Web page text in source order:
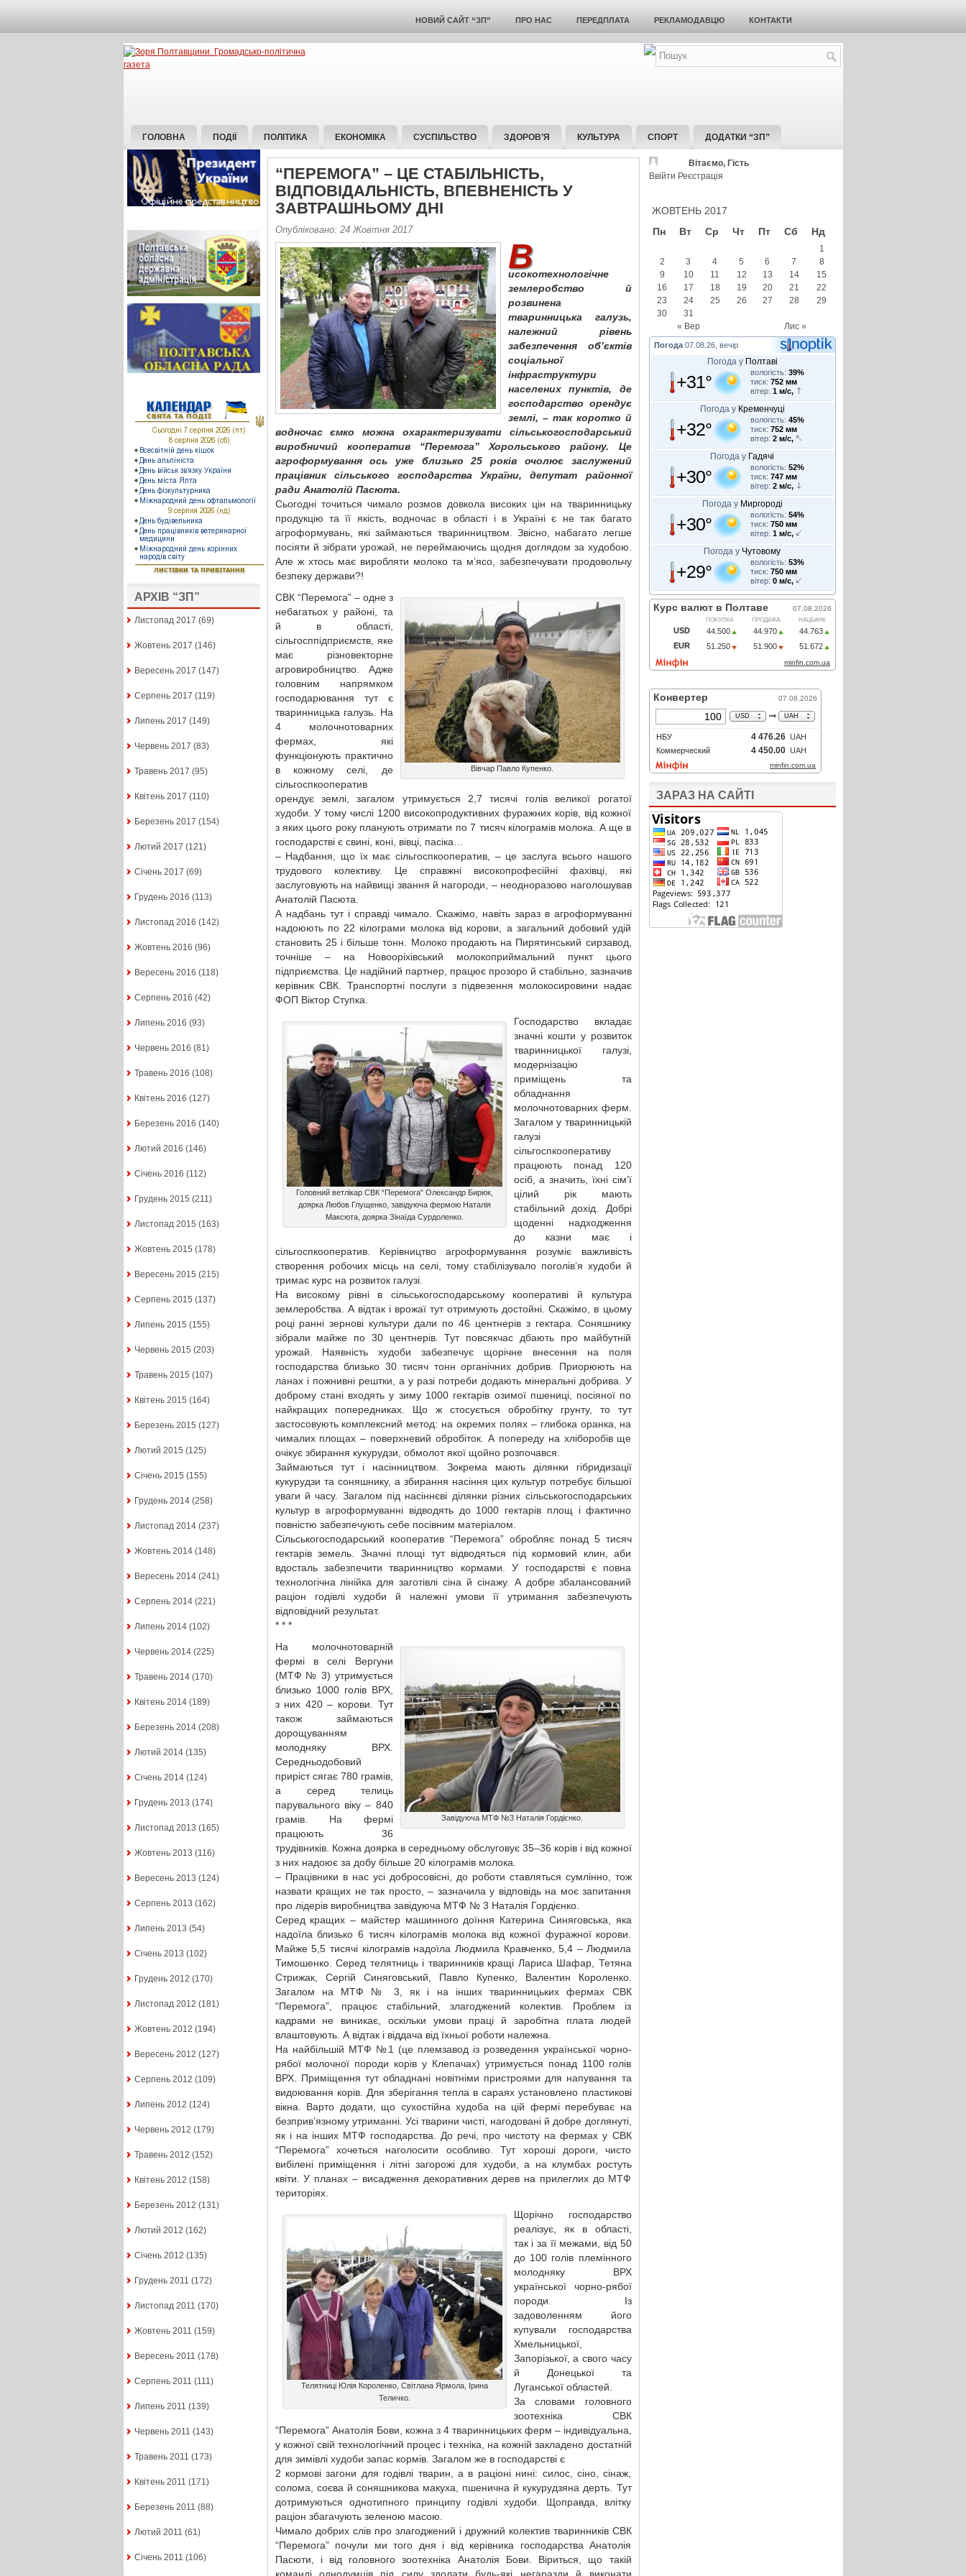
НОВИЙ САЙТ “ЗП” ПРО НАС ПЕРЕДПЛАТА РЕКЛАМОДАВЦЮ КОНТАКТИ
ГОЛОВНА ПОДІЇ ПОЛІТИКА ЕКОНОМІКА СУСПІЛЬСТВО ЗДОРОВ’Я КУЛЬТУРА СПОРТ ДОДАТКИ “ЗП”
АРХІВ “ЗП”
Листопад 2017 (69)
Жовтень 2017 (146)
Вересень 2017 (147)
Серпень 2017 (119)
Липень 2017 (149)
Червень 2017 (83)
Травень 2017 (95)
Квітень 2017 (110)
Березень 2017 (154)
Лютий 2017 (121)
Січень 2017 (69)
Грудень 2016 (113)
Листопад 2016 (142)
Жовтень 2016 (96)
Вересень 2016 (118)
Серпень 2016 (42)
Липень 2016 (93)
Червень 2016 (81)
Травень 2016 (108)
Квітень 2016 (127)
Березень 2016 (140)
Лютий 2016 (146)
Січень 2016 (112)
Грудень 2015 (211)
Листопад 2015 (163)
Жовтень 2015 (178)
Вересень 2015 (215)
Серпень 2015 (137)
Липень 2015 (155)
Червень 2015 (203)
Травень 2015 (107)
Квітень 2015 (164)
Березень 2015 (127)
Лютий 2015 (125)
Січень 2015 (155)
Грудень 2014(258)
Листопад 2014(237)
Жовтень 2014(148)
Вересень 2014(241)
Серпень 2014(221)
Липень 2014(102)
Червень 2014(225)
Травень 2014(170)
Квітень 2014(189)
Березень 2014(208)
Лютий 2014(135)
Січень 2014(124)
Грудень 2013 (174)
Листопад 2013 (165)
Жовтень 2013 (116)
Вересень 2013 (124)
Серпень 2013 (162)
Липень 2013 (54)
Січень 2013 (102)
Грудень 2012 (170)
Листопад 2012 (181)
Жовтень 2012 (194)
Вересень 2012 (127)
Серпень 2012 (109)
Липень 2012 (124)
Червень 2012 (179)
Травень 2012 (152)
Квітень 2012 (158)
Березень 2012 (131)
Лютий 2012 (162)
Січень 2012 (135)
Грудень 2011 (172)
Листопад 2011 (170)
Жовтень 2011 (159)
Вересень 2011 (178)
Серпень 2011 (111)
Липень 2011 (139)
Червень 2011 (143)
Травень 2011 (173)
Квітень 2011 (171)
Березень 2011 (88)
Лютий 2011 (61)
Січень 2011 (106)
“ПЕРЕМОГА” – ЦЕ СТАБІЛЬНІСТЬ,
ВІДПОВІДАЛЬНІСТЬ, ВПЕВНЕНІСТЬ У
ЗАВТРАШНЬОМУ ДНІ
Опубліковано: 24 Жовтня 2017
В
исокотехнологічне
землеробство й
розвинена
тваринницька галузь,
належний рівень
забезпечення об’єктів
соціальної
інфраструктури
населених пунктів, де
господарство орендує
землі, – так коротко й
водночас ємко можна охарактеризувати сільськогосподарський
виробничий кооператив “Перемога” Хорольського району. Це
агроформування ось уже близько 25 років очолює заслужений
працівник сільського господарства України, депутат районної
ради Анатолій Пасюта.
Сьогодні точиться чимало розмов довкола високих цін на тваринницьку
продукцію та її якість, водночас в області і в Україні є не так багато
агроформувань, які займаються тваринництвом. Звісно, набагато легше
посіяти й зібрати урожай, не переймаючись щодня доглядом за худобою.
Але ж хтось має виробляти молоко та м’ясо, забезпечувати продовольчу
безпеку держави?!
Вівчар Павло Купенко.
СВК “Перемога” – одне з
небагатьох у районі, та
й в області,
сільгосппідприємств, яке
має різновекторне
агровиробництво. Адже
головним напрямком
господарювання тут є
тваринницька галузь. На
4 молочнотоварних
фермах, які
функціонують практично
в кожному селі, де
сільгоспкооператив
орендує землі, загалом утримується 2,7 тисячі голів великої рогатої
худоби. У тому числі 1200 високопродуктивних фуражних корів, від кожної
з яких цього року планують отримати по 7 тисяч кілограмів молока. А ще в
господарстві є свині, коні, вівці, пасіка…
– Надбання, що їх має сільгоспкооператив, – це заслуга всього нашого
трудового колективу. Це справжні високопрофесійні фахівці, які
заслуговують на найвищі звання й нагороди, – неодноразово наголошував
Анатолій Пасюта.
А надбань тут і справді чимало. Скажімо, навіть зараз в агроформуванні
надоюють по 22 кілограми молока від корови, а загальний добовий удій
становить 25 і більше тонн. Молоко продають на Пирятинський сирзавод,
точніше – на Новооріхівський молокоприймальний пункт цього
підприємства. Це надійний партнер, працює прозоро й стабільно, зазначив
керівник СВК. Транспортні послуги з підвезення молокосировини надає
ФОП Віктор Ступка.
Головний ветлікар СВК “Перемога” Олександр Бирюк,
доярка Любов Глущенко, завідуюча фермою Наталія
Максюта, доярка Зінаїда Сурдоленко.
Господарство вкладає
значні кошти у розвиток
тваринницької галузі,
модернізацію
приміщень та
обладнання
молочнотоварних ферм.
Загалом у тваринницькій
галузі
сільгоспкооперативу
працюють понад 120
осіб, а значить, їхні сім’ї
цілий рік мають
стабільний дохід. Добрі
щоденні надходження
до казни має і
сільгоспкооператив. Керівництво агроформування розуміє важливість
створення робочих місць на селі, тому стабілізувало поголів’я худоби й
тримає курс на розвиток галузі.
На високому рівні в сільськогосподарському кооперативі й культура
землеробства. А відтак і врожаї тут отримують достойні. Скажімо, в цьому
році ранні зернові культури дали по 46 центнерів з гектара. Соняшнику
зібрали майже по 30 центнерів. Тут повсякчас дбають про майбутній
урожай. Наявність худоби забезпечує щорічне внесення на поля
господарства близько 30 тисяч тонн органічних добрив. Приорюють на
ланах і пожнивні рештки, а у разі потреби додають мінеральні добрива. У
доброму стані входять у зиму 1000 гектарів озимої пшениці, посіяної по
найкращих попередниках. Що ж стосується обробітку грунту, то тут
застосовують комплексний метод: на окремих полях – глибока оранка, на
чималих площах – поверхневий обробіток. А попереду на хліборобів ще
очікує збирання кукурудзи, обмолот якої щойно розпочався.
Займаються тут і насінництвом. Зокрема мають ділянки гібридизації
кукурудзи та соняшнику, а збирання насіння цих культур потребує більшої
уваги й часу. Загалом під насіннєві ділянки різних сільськогосподарських
культур в агроформуванні відводять до 1000 гектарів площ і фактично
повністю забезпечують себе посівним матеріалом.
Сільськогосподарський кооператив “Перемога” обробляє понад 5 тисяч
гектарів земель. Значні площі тут відводяться під кормовий клин, аби
вдосталь забезпечити тваринництво кормами. У господарстві є повна
технологічна лінійка для заготівлі сіна й сінажу. А добре збалансований
раціон годівлі худоби й належні умови її утримання забезпечують
відповідний результат.
* * *
Завідуюча МТФ №3 Наталія Гордієнко.
На молочнотоварній
фермі в селі Вергуни
(МТФ № 3) утримується
близько 1000 голів ВРХ,
з них 420 – корови. Тут
також займаються
дорощуванням
молодняку ВРХ.
Середньодобовий
приріст сягає 780 грамів,
а серед телиць
парувального віку – 840
грамів. На фермі
працюють 36
трудівників. Кожна доярка в середньому обслуговує 35–36 корів і від кожної
з них надоює за добу більше 20 кілограмів молока.
– Працівники в нас усі добросовісні, до роботи ставляться сумлінно, тож
назвати кращих не так просто, – зазначила у відповідь на моє запитання
про лідерів виробництва завідуюча МТФ № 3 Наталія Гордієнко.
Серед кращих – майстер машинного доїння Катерина Синяговська, яка
надоїла близько 6 тисяч кілограмів молока від кожної фуражної корови.
Майже 5,5 тисячі кілограмів надоїла Людмила Кравченко, 5,4 – Людмила
Тимошенко. Серед телятниць і тваринників кращі Лариса Шафар, Тетяна
Стрижак, Сергій Синяговський, Павло Купенко, Валентин Короленко.
Загалом на МТФ № 3, як і на інших тваринницьких фермах СВК
“Перемога”, працює стабільний, злагоджений колектив. Проблем із
кадрами не виникає, оскільки умови праці й заробітна плата людей
влаштовують. А відтак і віддача від їхньої роботи належна.
На найбільшій МТФ №1 (це племзавод із розведення української чорно-
рябої молочної породи корів у Клепачах) утримується понад 1100 голів
ВРХ. Приміщення тут обладнані новітніми пристроями для напування та
видоювання корів. Для зберігання тепла в сараях установлено пластикові
вікна. Варто додати, що сухостійна худоба на цій фермі перебуває на
безприв’язному утриманні. Усі тварини чисті, нагодовані й добре доглянуті,
як і на інших МТФ господарства. До речі, про чистоту на фермах у СВК
“Перемога” хочеться наголосити особливо. Тут хороші дороги, чисто
вибілені приміщення і літні загорожі для худоби, а на клумбах ростуть
квіти. У планах – висадження декоративних дерев на прилеглих до МТФ
територіях.
Телятниці Юлія Короленко, Світлана Ярмола, Ірина
Теличко.
Щорічно господарство
реалізує, як в області,
так і за її межами, від 50
до 100 голів племінного
молодняку ВРХ
української чорно-рябої
породи. Із
задоволенням його
купували господарства
Хмельницької,
Запорізької, а свого часу
й Донецької та
Луганської областей.
За словами головного
зоотехніка СВК
“Перемога” Анатолія Бови, кожна з 4 тваринницьких ферм – індивідуальна,
у кожної свій технологічний процес і техніка, на кожній закладено достатній
для зимівлі худоби запас кормів. Загалом же в господарстві є
2 кормові загони для годівлі тварин, а в раціоні нині: силос, сіно, сінаж,
солома, соєва й соняшникова макуха, пшенична й кукурудзяна дерть. Тут
дотримуються однотипного принципу годівлі худоби. Щоправда, влітку
раціон збагачують зеленою масою.
Чимало добрих слів про злагоджений і дружний колектив тваринників СВК
“Перемога” почули ми того дня і від керівника господарства Анатолія
Пасюти, і від головного зоотехніка Анатолія Бови. Віриться, що такій
Вітаємо, Гість
Ввійти Реєстрація
ЖОВТЕНЬ 2017
Пн
Вт Ср Чт Пт Сб Нд
« Вер Лис »
1
2
3 4 5 6 7
8
9
10 11 12 13 14
15
16
17 18 19 20 21
22
23
24 25 26 27 28
29
30
31
Погода 07.08.26, вечір
Погода у Полтаві
+31° вологість: 39%
тиск: 752 мм
вітер: 1 м/с,
Погода у Кременчуці
+32° вологість: 45%
тиск: 752 мм
вітер: 2 м/с,
Погода у Гадячі
+30° вологість: 52%
тиск: 747 мм
вітер: 2 м/с,
Погода у Миргороді
+30° вологість: 54%
тиск: 750 мм
вітер: 1 м/с,
Погода у Чутовому
+29° вологість: 53%
тиск: 750 мм
вітер: 0 м/с,
ЗАРАЗ НА САЙТІ